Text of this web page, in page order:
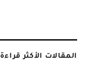
المقالات الأكثر قراءة